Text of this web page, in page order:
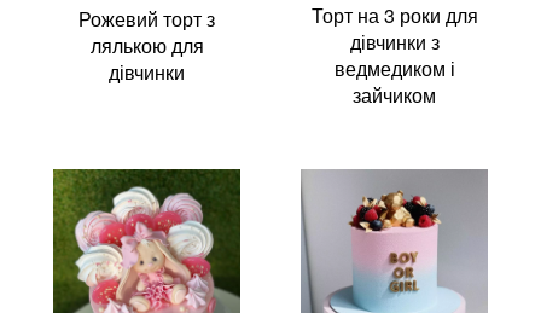
Рожевий торт з
лялькою для
дівчинки
Торт на 3 роки для
дівчинки з
ведмедиком і
зайчиком